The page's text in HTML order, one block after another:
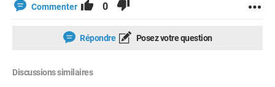
Commenter 0
Répondre Posez votre question
Discussions similaires